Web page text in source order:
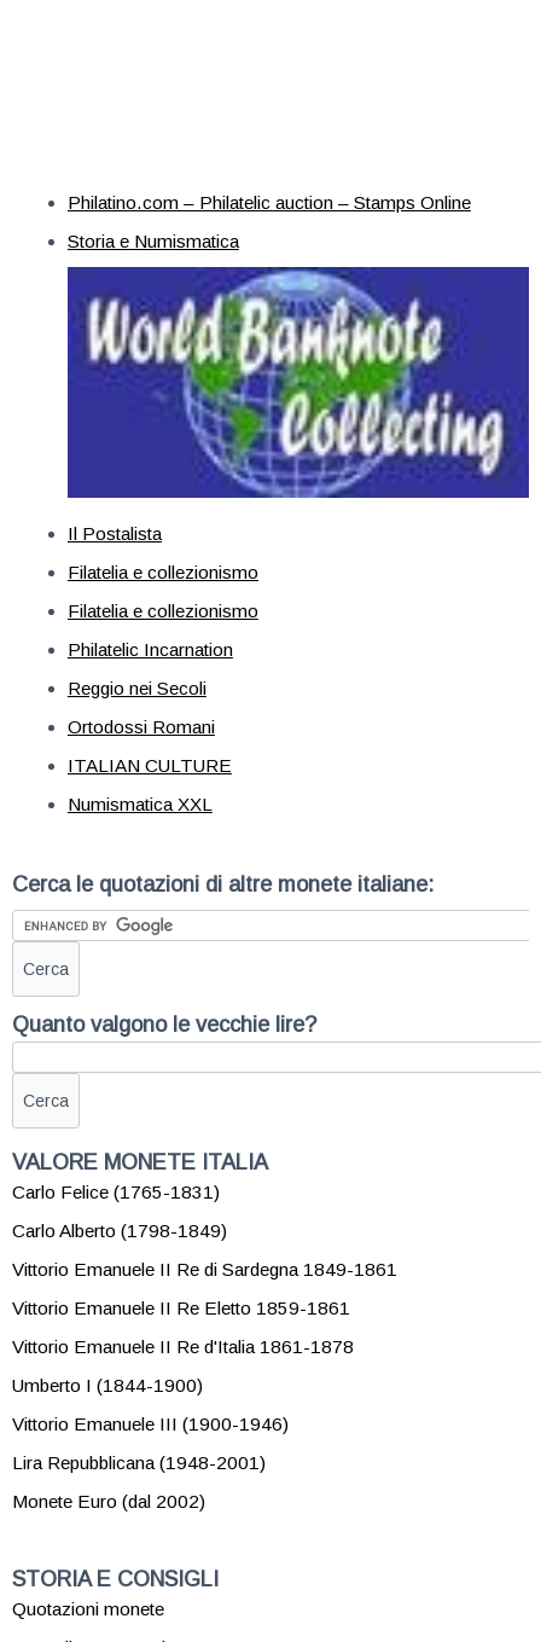
Philatino.com – Philatelic auction – Stamps Online
Storia e Numismatica
Il Postalista
Filatelia e collezionismo
Filatelia e collezionismo
Philatelic Incarnation
Reggio nei Secoli
Ortodossi Romani
ITALIAN CULTURE
Numismatica XXL
Cerca le quotazioni di altre monete italiane:
Quanto valgono le vecchie lire?
VALORE MONETE ITALIA
Carlo Felice (1765-1831)
Carlo Alberto (1798-1849)
Vittorio Emanuele II Re di Sardegna 1849-1861
Vittorio Emanuele II Re Eletto 1859-1861
Vittorio Emanuele II Re d'Italia 1861-1878
Umberto I (1844-1900)
Vittorio Emanuele III (1900-1946)
Lira Repubblicana (1948-2001)
Monete Euro (dal 2002)
STORIA E CONSIGLI
Quotazioni monete